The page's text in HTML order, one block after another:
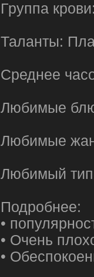
Группа
Таланты:
Среднее
Любимые
Любимые
Любимый
Подробнее:
•
• Очень
•